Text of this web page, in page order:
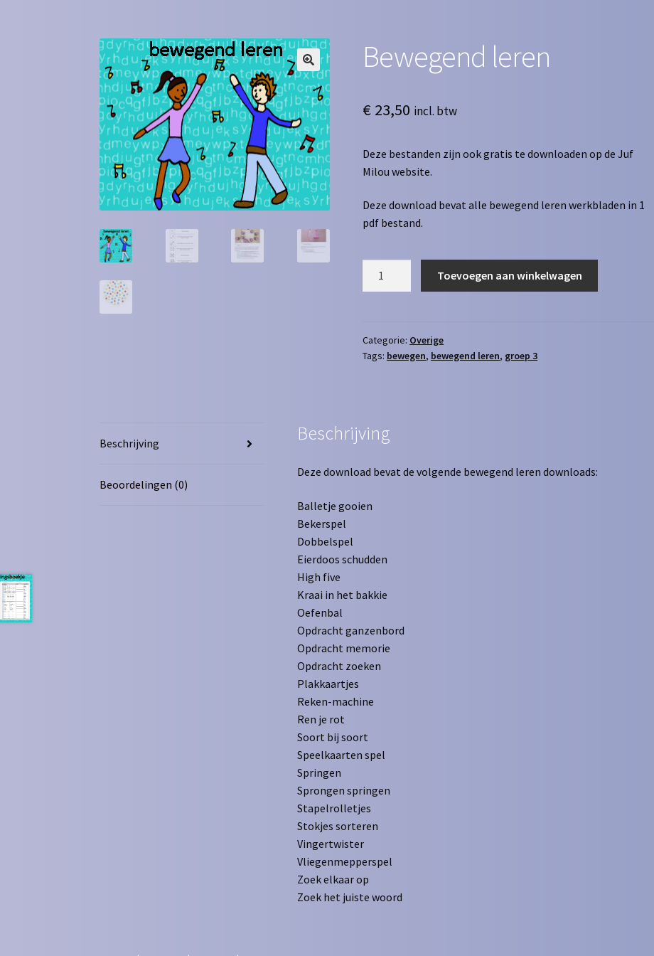
Bewegend leren
€ 23,50 incl. btw
Deze bestanden zijn ook gratis te downloaden op de Juf
Milou website.
Deze download bevat alle bewegend leren werkbladen in 1
pdf bestand.
Toevoegen aan winkelwagen
Categorie: Overige
Tags: bewegen, bewegend leren, groep 3
Beschrijving
Beoordelingen (0)
Beschrijving
Deze download bevat de volgende bewegend leren downloads:
Balletje gooien
Bekerspel
Dobbelspel
Eierdoos schudden
High five
Kraai in het bakkie
Oefenbal
Opdracht ganzenbord
Opdracht memorie
Opdracht zoeken
Plakkaartjes
Reken-machine
Ren je rot
Soort bij soort
Speelkaarten spel
Springen
Sprongen springen
Stapelrolletjes
Stokjes sorteren
Vingertwister
Vliegenmepperspel
Zoek elkaar op
Zoek het juiste woord